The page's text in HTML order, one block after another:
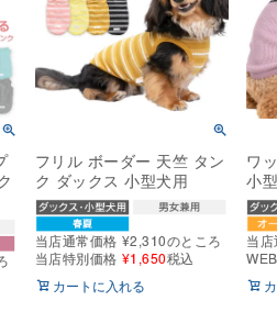
フリル ボーダー 天竺 タン
ク ダックス 小型犬用
当店通常価格 ¥2,310のところ
当店特別価格 ¥1,650税込
カートに入れる
ワ
小
当